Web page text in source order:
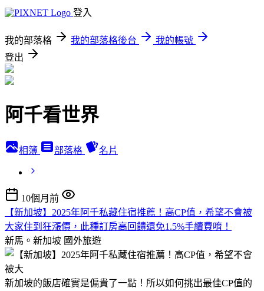
登入
我的部落格 我的部落格後台
我的帳號
登出
阿千看世界
相簿 部落格 名片
10個月前
【新加坡】2025年阿千私藏住宿推薦！高CP值，希望不會被
大家住到狂漲價，此種訂房高回饋還免1.5%手續費唷！
新馬。新加坡 國外旅遊
新加坡的飯店確實是偏貴了一點！所以如何挑出最佳CP值的